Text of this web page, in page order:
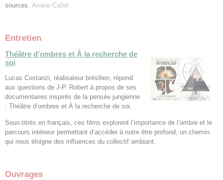
sources. Ariane Callot
Entretien
Théâtre d’ombres et À la recherche de
soi
Lucas Costanzi, réalisateur brésilien, répond
aux questions de J-P. Robert à propos de ses
documentaires inspirés de la pensée jungienne
: Théâtre d’ombres et À la recherche de soi.
Sous-titrés en français, ces films explorent l’importance de l’ombre et le
parcours intérieur permettant d’accéder à notre être profond, un chemin
qui nous éloigne des influences du collectif ambiant.
Ouvrages